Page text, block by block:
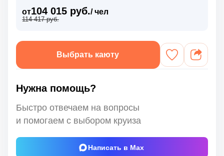
от104 015 руб./ чел
114 417 руб.
Выбрать каюту
Нужна помощь?
Быстро отвечаем на вопросы
и помогаем с выбором круиза
Написать в Max